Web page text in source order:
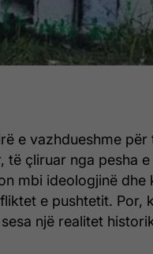
e vazhdueshme
të çliruar nga pesha
mbi ideologjinë dhe
e pushtetit. Por,
një realitet